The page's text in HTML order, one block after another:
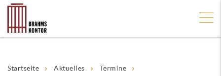
Startseite Aktuelles
Termine